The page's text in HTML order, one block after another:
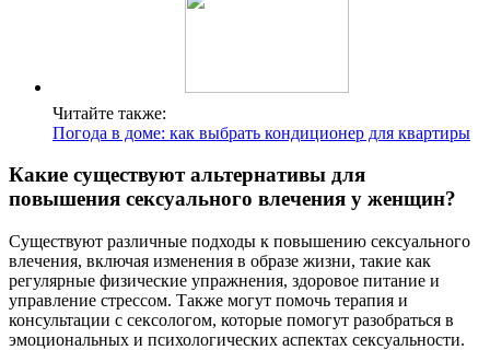
Читайте также:
Погода в доме: как выбрать кондиционер для квартиры
Какие существуют альтернативы для
повышения сексуального влечения у женщин?
Существуют различные подходы к повышению сексуального
влечения, включая изменения в образе жизни, такие как
регулярные физические упражнения, здоровое питание и
управление стрессом. Также могут помочь терапия и
консультации с сексологом, которые помогут разобраться в
эмоциональных и психологических аспектах сексуальности.